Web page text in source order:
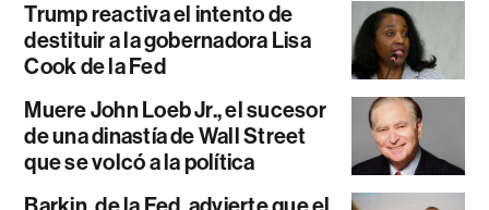
Trump reactiva el intento de
destituir a la gobernadora Lisa
Cook de la Fed
Muere John Loeb Jr., el sucesor
de una dinastía de Wall Street
que se volcó a la política